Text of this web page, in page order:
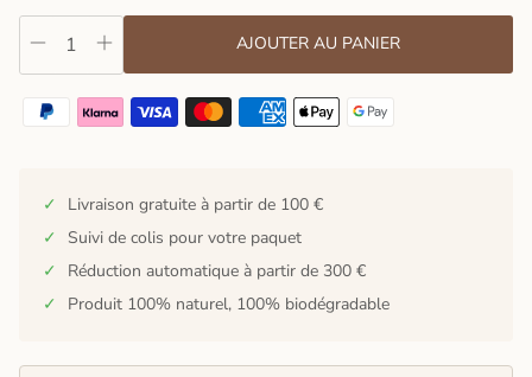
AJOUTER AU PANIER
✓
Livraison gratuite à partir de 100 €
✓
Suivi de colis pour votre paquet
✓
Réduction automatique à partir de 300 €
✓
Produit 100% naturel, 100% biodégradable